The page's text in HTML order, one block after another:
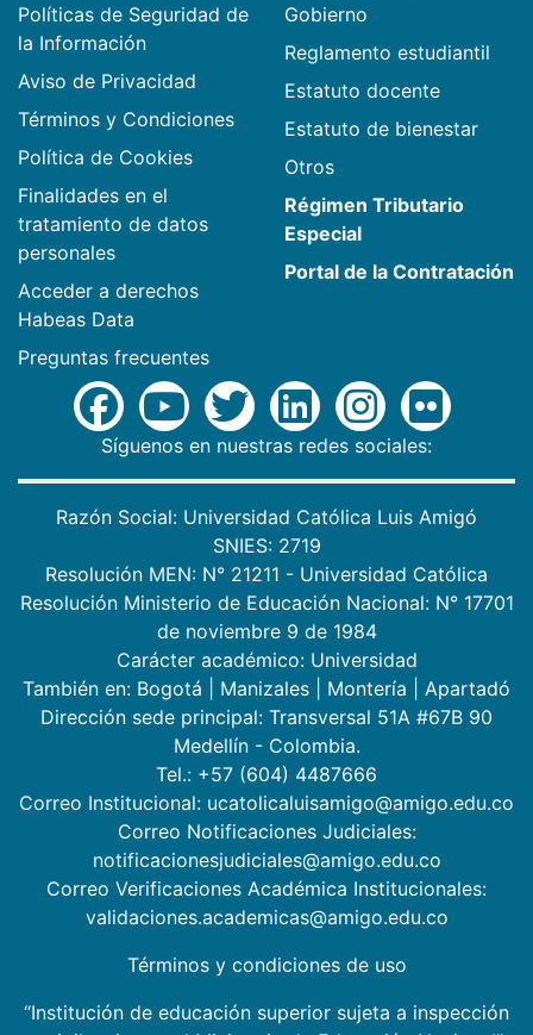
Políticas de Seguridad de
la Información
Aviso de Privacidad
Términos y Condiciones
Política de Cookies
Finalidades en el
tratamiento de datos
personales
Acceder a derechos
Habeas Data
Preguntas frecuentes
Gobierno
Reglamento estudiantil
Estatuto docente
Estatuto de bienestar
Otros
Régimen Tributario
Especial
Portal de la Contratación
Síguenos en nuestras redes sociales:
Razón Social: Universidad Católica Luis Amigó
SNIES: 2719
Resolución MEN: N° 21211 - Universidad Católica
Resolución Ministerio de Educación Nacional: N° 17701
de noviembre 9 de 1984
Carácter académico: Universidad
También en: Bogotá Manizales Montería
Apartadó
Dirección sede principal: Transversal 51A #67B 90
Medellín - Colombia.
Tel.: +57 (604) 4487666
Correo Institucional: ucatolicaluisamigo@amigo.edu.co
Correo Notificaciones Judiciales:
notificacionesjudiciales@amigo.edu.co
Correo Verificaciones Académica Institucionales:
validaciones.academicas@amigo.edu.co
Términos y condiciones de uso
“Institución de educación superior sujeta a inspección